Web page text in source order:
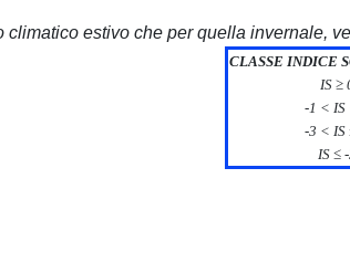
estivo che per quella invernale,
CLASSE INDICE
IS ≥
-1 < IS
-3 < IS
IS ≤